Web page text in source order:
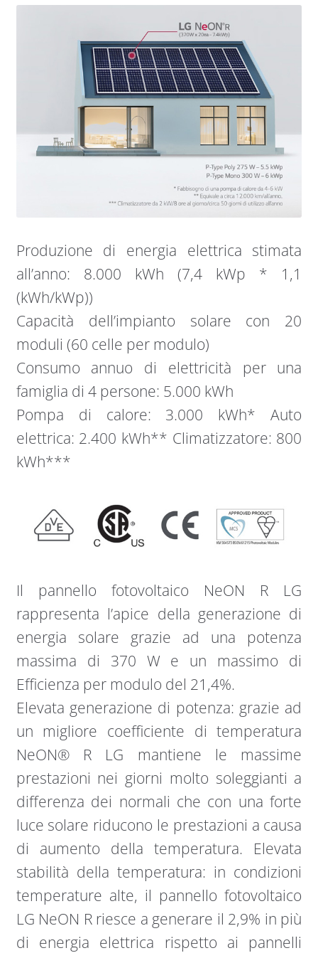
Produzione di energia elettrica stimata
all’anno: 8.000 kWh (7,4 kWp * 1,1
(kWh/kWp))
Capacità dell’impianto solare con 20
moduli (60 celle per modulo)
Consumo annuo di elettricità per una
famiglia di 4 persone: 5.000 kWh
Pompa di calore: 3.000 kWh* Auto
elettrica: 2.400 kWh** Climatizzatore: 800
kWh***
Il pannello fotovoltaico NeON R LG
rappresenta l’apice della generazione di
energia solare grazie ad una potenza
massima di 370 W e un massimo di
Efficienza per modulo del 21,4%.
Elevata generazione di potenza: grazie ad
un migliore coefficiente di temperatura
NeON® R LG mantiene le massime
prestazioni nei giorni molto soleggianti a
differenza dei normali che con una forte
luce solare riducono le prestazioni a causa
di aumento della temperatura. Elevata
stabilità della temperatura: in condizioni
temperature alte, il pannello fotovoltaico
LG NeON R riesce a generare il 2,9% in più
di energia elettrica rispetto ai pannelli